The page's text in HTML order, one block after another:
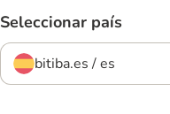
Seleccionar país
bitiba.es / es